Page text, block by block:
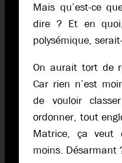
Mais qu’est-ce
dire ? Et en
polysémique,
On aurait tort de
Car rien n’est
de vouloir
ordonner, tout
Matrice, ça veut
moins. Désarmant